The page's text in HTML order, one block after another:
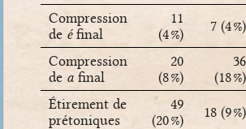
Compression
de éfinal
11
(4 %)
7 (4 %)
Compression
de a final
20
(8 %)
36
(18 %)
Étirement de
prétoniques
49
(20 %)
18 (9 %)